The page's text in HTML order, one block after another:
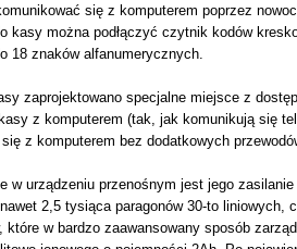
się z komputerem poprzez
kasy można podłączyć czytnik kodów
18 znaków alfanumerycznych.
zaprojektowano specjalne miejsce z
z komputerem (tak, jak komunikują się
z komputerem bez dodatkowych
w urządzeniu przenośnym jest jego
2,5 tysiąca paragonów 30-to
które w bardzo zaawansowany sposób